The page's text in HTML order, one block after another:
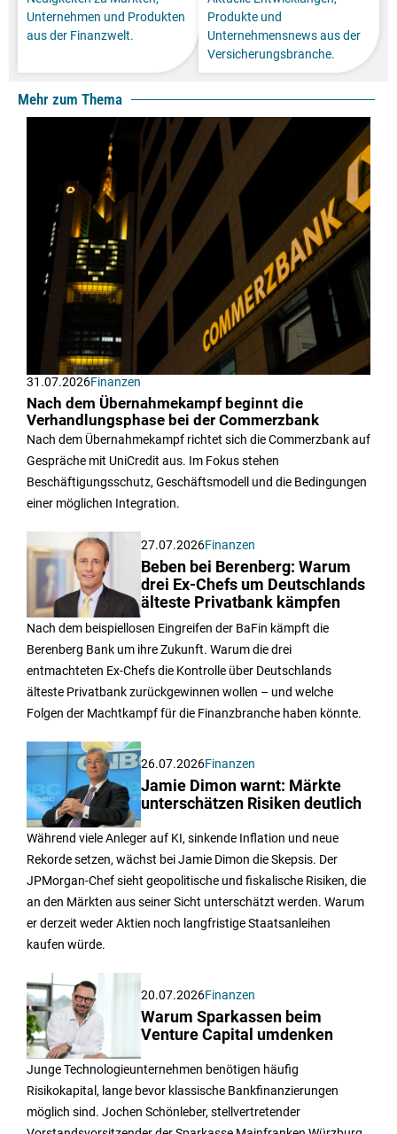
Unternehmen und Produkten
aus der Finanzwelt.
Produkte und
Unternehmensnews aus der
Versicherungsbranche.
Mehr zum Thema
31.07.2026Finanzen
Nach dem Übernahmekampf beginnt die
Verhandlungsphase bei der Commerzbank
Nach dem Übernahmekampf richtet sich die Commerzbank auf
Gespräche mit UniCredit aus. Im Fokus stehen
Beschäftigungsschutz, Geschäftsmodell und die Bedingungen
einer möglichen Integration.
27.07.2026Finanzen
Beben bei Berenberg: Warum
drei Ex-Chefs um Deutschlands
älteste Privatbank kämpfen
Nach dem beispiellosen Eingreifen der BaFin kämpft die
Berenberg Bank um ihre Zukunft. Warum die drei
entmachteten Ex-Chefs die Kontrolle über Deutschlands
älteste Privatbank zurückgewinnen wollen – und welche
Folgen der Machtkampf für die Finanzbranche haben könnte.
26.07.2026Finanzen
Jamie Dimon warnt: Märkte
unterschätzen Risiken deutlich
Während viele Anleger auf KI, sinkende Inflation und neue
Rekorde setzen, wächst bei Jamie Dimon die Skepsis. Der
JPMorgan-Chef sieht geopolitische und fiskalische Risiken, die
an den Märkten aus seiner Sicht unterschätzt werden. Warum
er derzeit weder Aktien noch langfristige Staatsanleihen
kaufen würde.
20.07.2026Finanzen
Warum Sparkassen beim
Venture Capital umdenken
Junge Technologieunternehmen benötigen häufig
Risikokapital, lange bevor klassische Bankfinanzierungen
möglich sind. Jochen Schönleber, stellvertretender